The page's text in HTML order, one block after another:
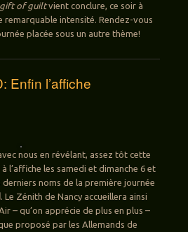
gift of guiltvient conclure, ce soir à
remarquable intensité. Rendez-vous
placée sous un autre thème!
Enfin l’affiche
nous en révélant, assez tôt cette
l’affiche les samedi et dimanche 6 et
derniers noms de la première journée
. Le Zénith de Nancy accueillera ainsi
– qu’on apprécie de plus en plus –
proposé par les Allemands de